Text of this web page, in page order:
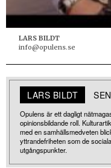
LARS BILDT
info@opulens.se
LARS BILDT
Opulens är ett dagligt
opinionsbildande roll.
med en samhällsmedveten
yttrandefriheten som de
utgångspunkter.